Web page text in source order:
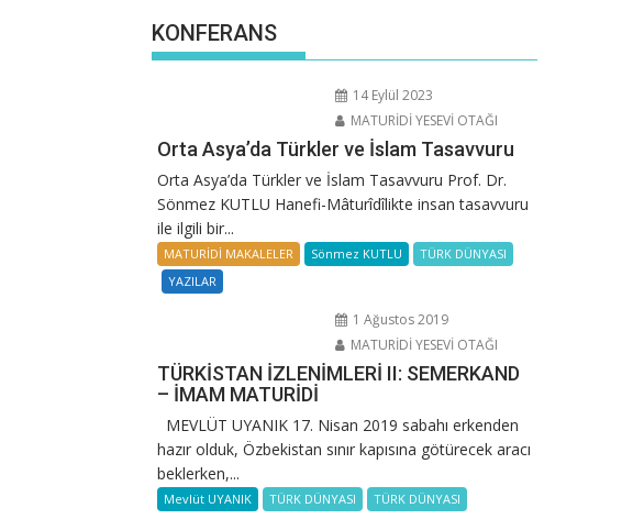
KONFERANS
14 Eylül 2023
MATURİDİ YESEVİ OTAĞI
Orta Asya’da Türkler ve İslam Tasavvuru
Orta Asya’da Türkler ve İslam Tasavvuru Prof. Dr.
Sönmez KUTLU Hanefi-Mâturîdîlikte insan tasavvuru
ile ilgili bir...
MATURİDİ MAKALELER Sönmez KUTLU
TÜRK DÜNYASI
YAZILAR
1 Ağustos 2019
MATURİDİ YESEVİ OTAĞI
TÜRKİSTAN İZLENİMLERİ II: SEMERKAND
– İMAM MATURİDİ
MEVLÜT UYANIK 17. Nisan 2019 sabahı erkenden
hazır olduk, Özbekistan sınır kapısına götürecek aracı
beklerken,...
Mevlüt UYANIK TÜRK DÜNYASI TÜRK DÜNYASI